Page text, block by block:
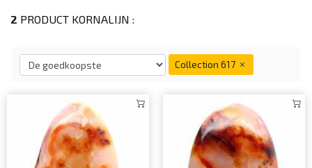
2 PRODUCT KORNALIJN :
Collection 617